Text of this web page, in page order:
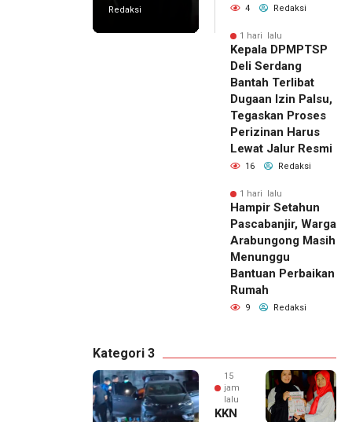
Redaksi
4 Redaksi
1 hari lalu
Kepala DPMPTSP
Deli Serdang
Bantah Terlibat
Dugaan Izin Palsu,
Tegaskan Proses
Perizinan Harus
Lewat Jalur Resmi
16 Redaksi
1 hari lalu
Hampir Setahun
Pascabanjir, Warga
Arabungong Masih
Menunggu
Bantuan Perbaikan
Rumah
9 Redaksi
Kategori 3
15
jam
lalu
KKN